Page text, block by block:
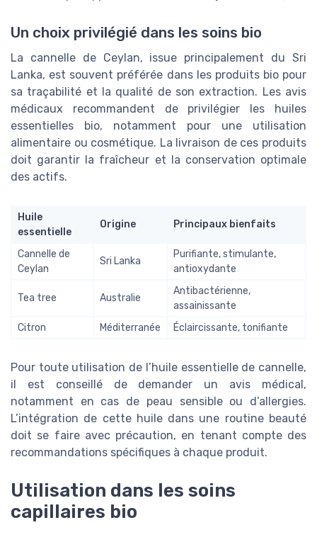
Un choix privilégié dans les soins bio
La cannelle de Ceylan, issue principalement du Sri
Lanka, est souvent préférée dans les produits bio pour
sa traçabilité et la qualité de son extraction. Les avis
médicaux recommandent de privilégier les huiles
essentielles bio, notamment pour une utilisation
alimentaire ou cosmétique. La livraison de ces produits
doit garantir la fraîcheur et la conservation optimale
des actifs.
Huile
essentielle
Origine Principaux bienfaits
Cannelle de
Ceylan
Sri Lanka
Purifiante, stimulante,
antioxydante
Tea tree Australie
Antibactérienne,
assainissante
Citron
Méditerranée Éclaircissante, tonifiante
Pour toute utilisation de l’huile essentielle de cannelle,
il est conseillé de demander un avis médical,
notamment en cas de peau sensible ou d’allergies.
L’intégration de cette huile dans une routine beauté
doit se faire avec précaution, en tenant compte des
recommandations spécifiques à chaque produit.
Utilisation dans les soins
capillaires bio